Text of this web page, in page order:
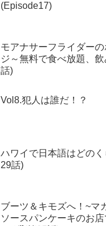
(Episode17)
モアナサーフライダー
ジ～無料で食べ放題、
話)
Vol8.犯人は誰だ！？
ハワイで日本語はどの
29話)
ブーツ＆キモズへ！~マ
ソースパンケーキのお